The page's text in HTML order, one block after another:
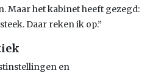
Maar het kabinet heeft gezegd:
Daar reken ik op.”
en